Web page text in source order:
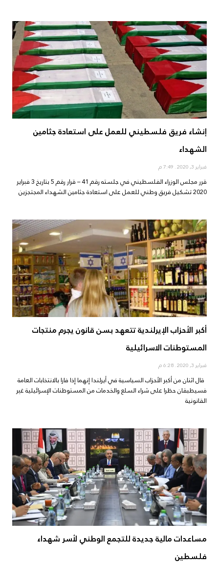
إنشاء فريق فلسطيني للعمل على استعادة جثامين
الشهداء
فبراير 3, 2020
قرر مجلس الوزراء الفلسطيني في جلسته رقم 41 – قرار رقم 5 بتاريخ 3 فبراير
2020 تشكيل فريق وطني للعمل على استعادة جثامين الشهداء المجتجزين
أكبر الأحزاب الإيرلندية تتعهد بسن قانون يجرم منتجات
المستوطنات الاسرائيلية
فبراير 3, 2020
قال اثنان من أكبر الأحزاب السياسية في أيرلندا إنهما إذا فازا بالانتخابات العامة
فسيطبقان حظرا على شراء السلع والخدمات من المستوطنات الإسرائيلية غير
القانونية
مساعدات مالية جديدة للتجمع الوطني لأسر شهداء
فلسطين